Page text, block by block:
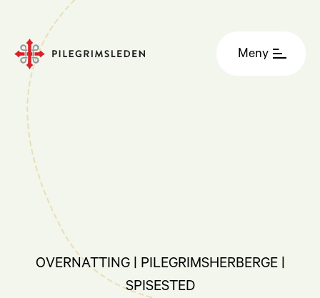
Meny
OVERNATTING | PILEGRIMSHERBERGE |
SPISESTED